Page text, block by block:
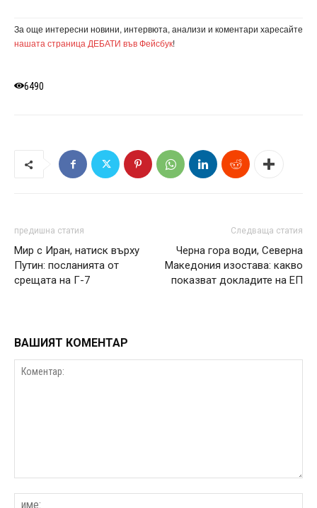
За още интересни новини, интервюта, анализи и коментари харесайте
нашата страница ДЕБАТИ във Фейсбук!
6490
предишна статия
Мир с Иран, натиск върху
Путин: посланията от
срещата на Г-7
Следваща статия
Черна гора води, Северна
Македония изостава: какво
показват докладите на ЕП
ВАШИЯТ КОМЕНТАР